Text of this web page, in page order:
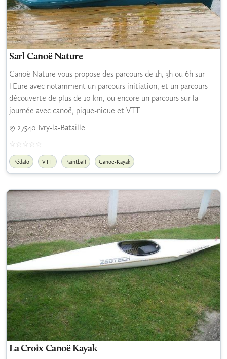
Sarl Canoë Nature
Canoë Nature vous propose des parcours de 1h, 3h ou 6h sur
l'Eure avec notamment un parcours initiation, et un parcours
découverte de plus de 10 km, ou encore un parcours sur la
journée avec canoë, pique-nique et VTT
27540 Ivry-la-Bataille
Pédalo VTT Paintball Canoë-Kayak
La Croix Canoë Kayak